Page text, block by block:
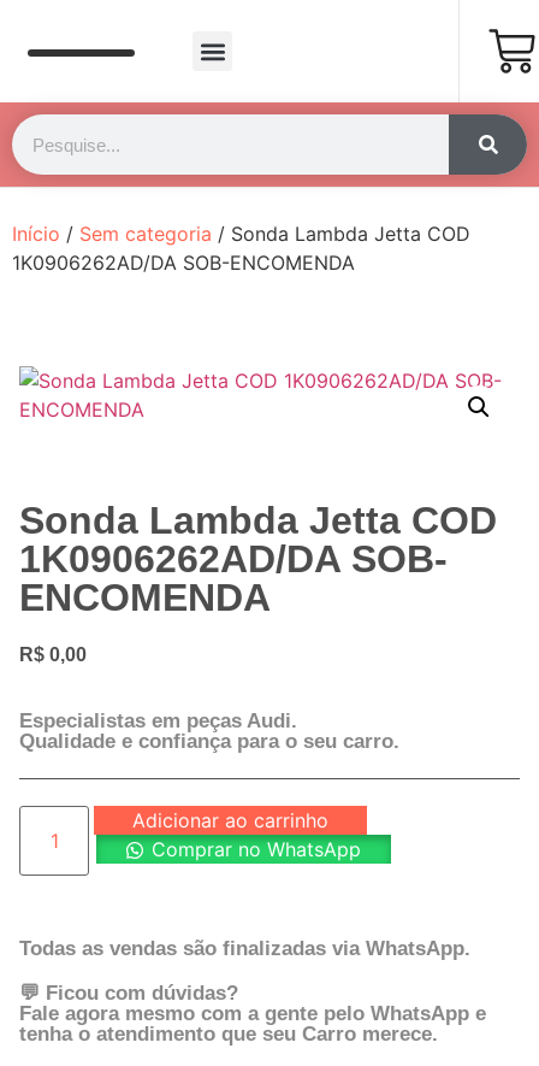
Início / Sem categoria / Sonda Lambda Jetta COD
1K0906262AD/DA SOB-ENCOMENDA
Sonda Lambda Jetta COD
1K0906262AD/DA SOB-
ENCOMENDA
R$ 0,00
Especialistas em peças Audi.
Qualidade e confiança para o seu carro.
Adicionar ao carrinho
Comprar no WhatsApp
Todas as vendas são finalizadas via WhatsApp.
💬 Ficou com dúvidas?
Fale agora mesmo com a gente pelo WhatsApp e
tenha o atendimento que seu Carro merece.